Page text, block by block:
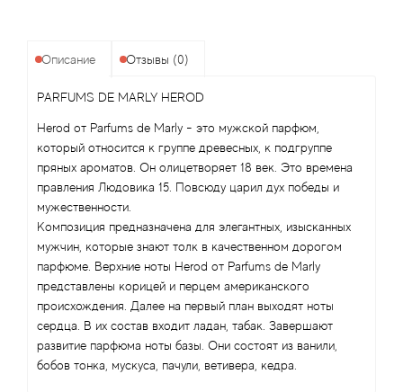
Описание Отзывы (0)
PARFUMS DE MARLY HEROD
Herod от Parfums de Marly - это мужской парфюм,
который относится к группе древесных, к подгруппе
пряных ароматов. Он олицетворяет 18 век. Это времена
правления Людовика 15. Повсюду царил дух победы и
мужественности.
Композиция предназначена для элегантных, изысканных
мужчин, которые знают толк в качественном дорогом
парфюме. Верхние ноты Herod от Parfums de Marly
представлены корицей и перцем американского
происхождения. Далее на первый план выходят ноты
сердца. В их состав входит ладан, табак. Завершают
развитие парфюма ноты базы. Они состоят из ванили,
бобов тонка, мускуса, пачули, ветивера, кедра.
Antonio Visconti
Aquolina
Arabesque Perfumes
Arabiyat
Aramis
Ariana Grande